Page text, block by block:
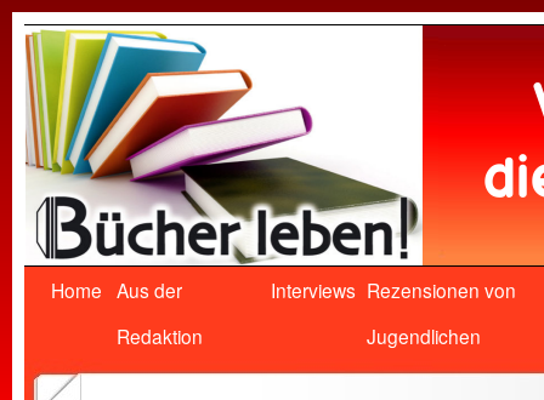
Home Aus der
Redaktion
Interviews Rezensionen von
Jugendlichen